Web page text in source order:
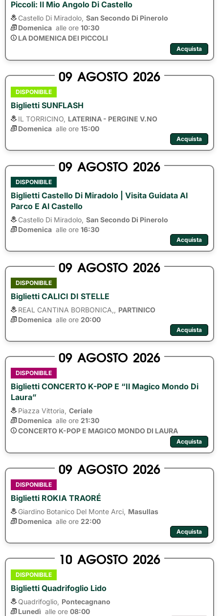
Piccoli: Il Mio Angolo Di Castello
Castello Di Miradolo, San Secondo Di Pinerolo
Domenica alle ore 10:30
LA DOMENICA DEI PICCOLI
Acquista
09 AGOSTO 2026
DISPONIBILE
Biglietti SUNFLASH
IL TORRICINO, LATERINA - PERGINE V.NO
Domenica alle ore 15:00
Acquista
09 AGOSTO 2026
DISPONIBILE
Biglietti Castello Di Miradolo | Visita Guidata Al
Parco E Al Castello
Castello Di Miradolo, San Secondo Di Pinerolo
Domenica alle ore 16:30
Acquista
09 AGOSTO 2026
DISPONIBILE
Biglietti CALICI DI STELLE
REAL CANTINA BORBONICA,,
PARTINICO
Domenica alle ore 20:00
Acquista
09 AGOSTO 2026
DISPONIBILE
Biglietti CONCERTO K-POP E “Il Magico Mondo Di
Laura”
Piazza Vittoria, Ceriale
Domenica alle ore 21:30
CONCERTO K-POP E MAGICO MONDO DI LAURA
Acquista
09 AGOSTO 2026
DISPONIBILE
Biglietti ROKIA TRAORÉ
Giardino Botanico Del Monte Arci, Masullas
Domenica alle ore 22:00
Acquista
10 AGOSTO 2026
DISPONIBILE
Biglietti Quadrifoglio Lido
Quadrifoglio, Pontecagnano
Lunedì alle ore 08:00